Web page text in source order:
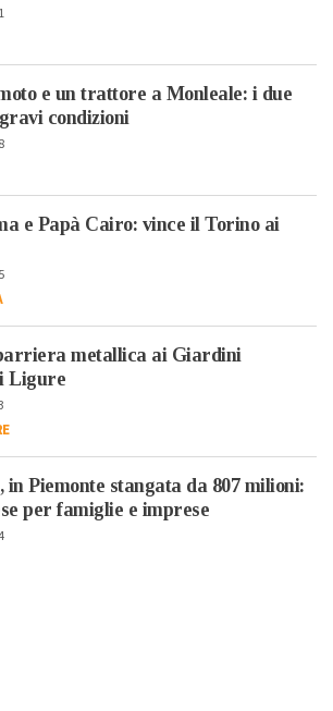
e un trattore a Monleale: i due
condizioni
e Papà Cairo: vince il Torino ai
metallica ai Giardini
Ligure
Piemonte stangata da 807 milioni:
per famiglie e imprese